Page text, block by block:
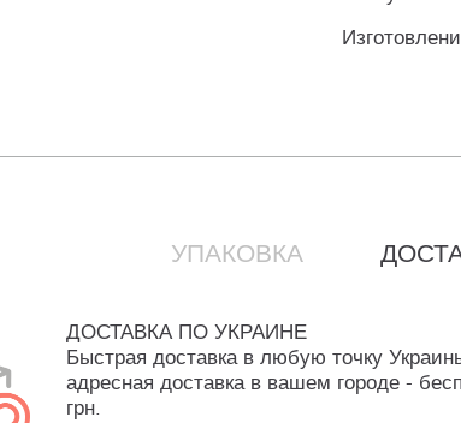
УПАКОВКА
ДОСТАВКА ПО УКРАИНЕ
Быстрая доставка в любую точку
адресная доставка в вашем городе -
грн.